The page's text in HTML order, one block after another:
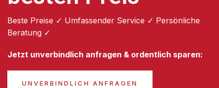
Beste Preise ✓ Umfassender Service ✓ Persönliche
Beratung ✓
Jetzt unverbindlich anfragen & ordentlich sparen:
UNVERBINDLICH ANFRAGEN